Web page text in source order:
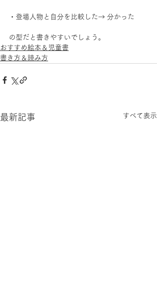
・登場人物と自分を比較した→ 分かった
の型だと書きやすいでしょう。
おすすめ絵本＆児童書
書き方＆読み方
最新記事 すべて表示